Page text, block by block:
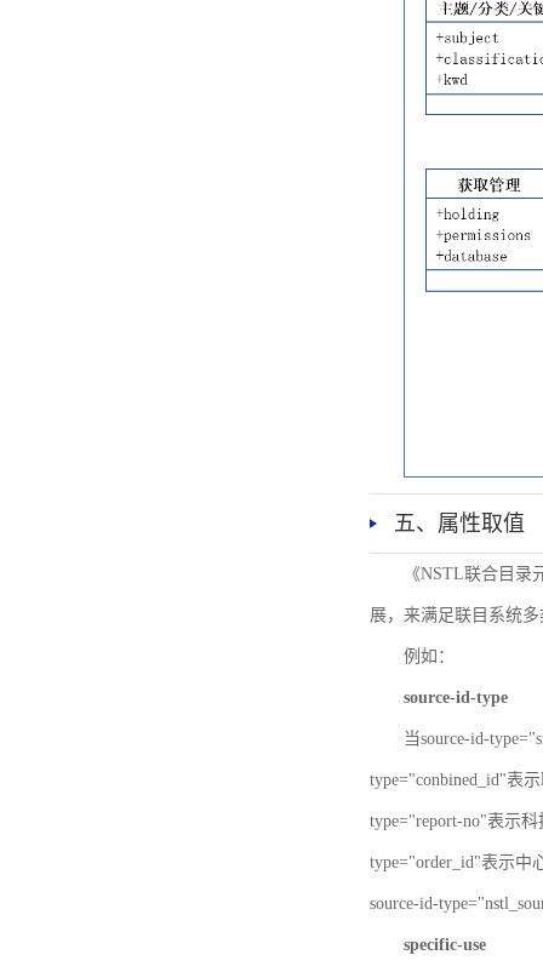
五、属性取值
《NSTL联合目
展，来满足联目系统
例如：
source-id-type
当source-id-
type="conbined_id"表
type="report-no"表示
type="order_id"表示中
source-id-
specific-use